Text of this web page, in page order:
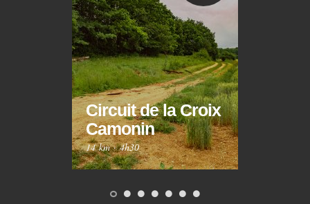
Circuit de la Croix
Camonin
14 km·4h30